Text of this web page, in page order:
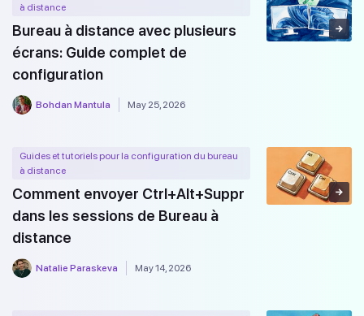
à distance
Bureau à distance avec plusieurs
écrans: Guide complet de
configuration
Bohdan Mantula May 25, 2026
Guides et tutoriels pour la configuration du bureau
à distance
Comment envoyer Ctrl+Alt+Suppr
dans les sessions de Bureau à
distance
Natalie Paraskeva May 14, 2026